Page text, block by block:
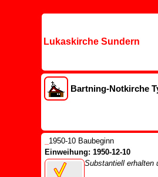
Lukaskirche Sundern
Bartning-Notkirche
1950-10 Baubeginn
Einweihung: 1950-12-10
Substantiell erhalten